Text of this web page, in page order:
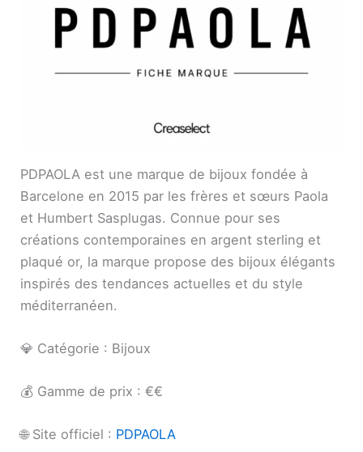
PDPAOLA est une marque de bijoux fondée à
Barcelone en 2015 par les frères et sœurs Paola
et Humbert Sasplugas. Connue pour ses
créations contemporaines en argent sterling et
plaqué or, la marque propose des bijoux élégants
inspirés des tendances actuelles et du style
méditerranéen.
💎 Catégorie : Bijoux
💰 Gamme de prix : €€
🌐 Site officiel : PDPAOLA